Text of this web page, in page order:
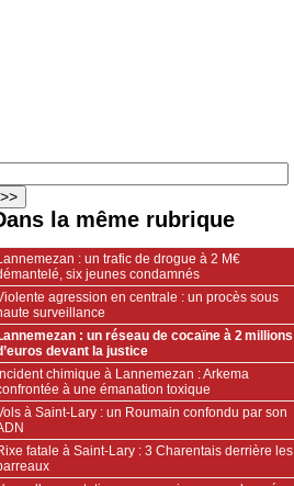
la même rubrique
: un trafic de drogue à 2 M€
six jeunes condamnés
agression en centrale : un procès sous
surveillance
: un réseau de cocaïne à 2 millions
devant la justice
chimique à Lannemezan : Arkema
à une émanation toxique
à Saint-Lary : un Roumain confondu par son
fatale à Saint-Lary : 3 Charentais derrière les